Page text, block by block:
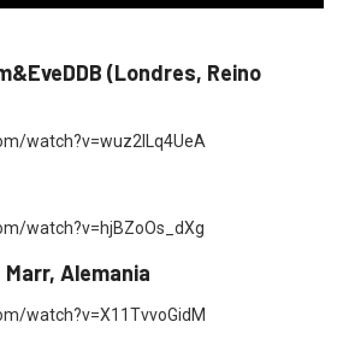
(Londres, Reino
watch?v=wuz2ILq4UeA
watch?v=hjBZoOs_dXg
Marr, Alemania
watch?v=X11TvvoGidM